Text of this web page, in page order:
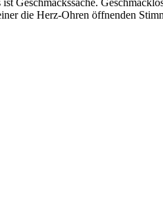
Geschmackssache.
die Herz-Ohren öffnenden